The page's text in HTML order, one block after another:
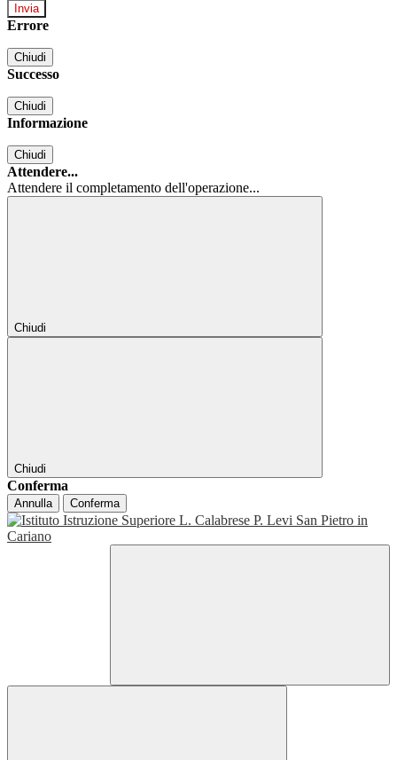
Errore
Chiudi
Successo
Chiudi
Informazione
Chiudi
Attendere...
Attendere il completamento dell'operazione...
Chiudi
Chiudi
Conferma
Annulla Conferma